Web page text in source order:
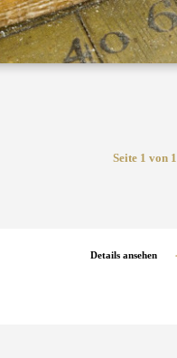
Seite 1 von 1
Details ansehen